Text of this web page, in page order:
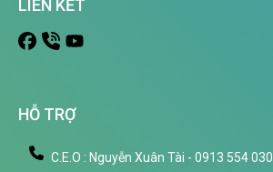
LIÊN KẾT
HỖ TRỢ
C.E.O : Nguyễn Xuân Tài - 0913 554 030